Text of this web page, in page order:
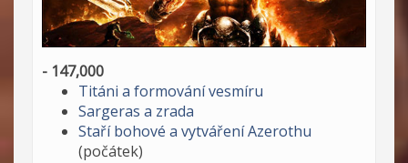
- 147,000
Titáni a formování vesmíru
Sargeras a zrada
Staří bohové a vytváření Azerothu
(počátek)